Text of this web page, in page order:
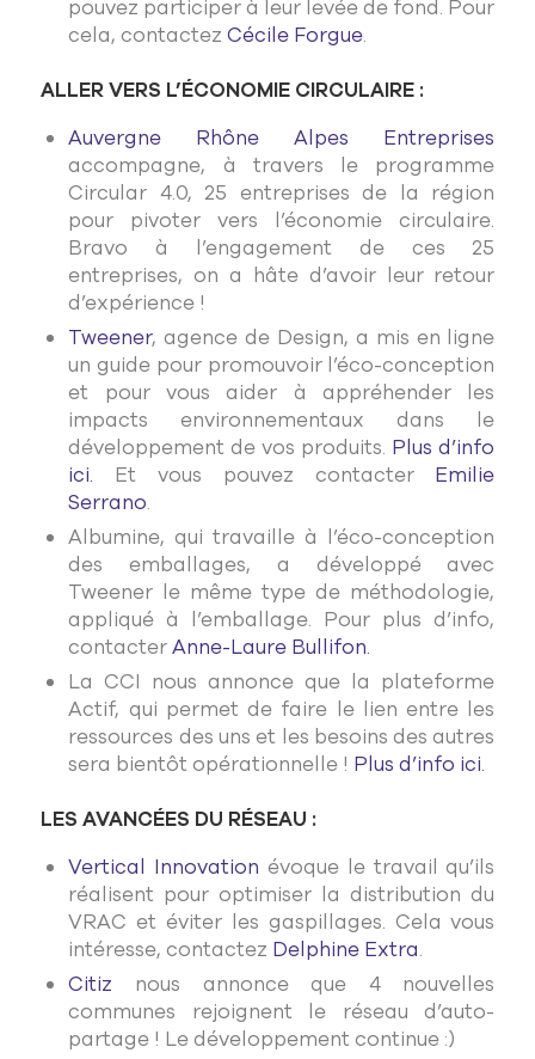
pouvez participer à leur levée de fond. Pour
cela, contactezCécile Forgue.
ALLER VERS L’ÉCONOMIE CIRCULAIRE :
Auvergne Rhône Alpes Entreprises
accompagne, à travers le programme
Circular 4.0, 25 entreprises de la région
pour pivoter vers l’économie circulaire.
Bravo à l’engagement de ces 25
entreprises, on a hâte d’avoir leur retour
d’expérience !
Tweener, agence de Design, a mis en ligne
un guide pour promouvoir l’éco-conception
et pour vous aider à appréhender les
impacts environnementaux dans le
développement de vos produits. Plus d’info
ici. Et vous pouvez contacter Emilie
Serrano.
Albumine, qui travaille à l’éco-conception
des emballages, a développé avec
Tweener le même type de méthodologie,
appliqué à l’emballage. Pour plus d’info,
contacterAnne-Laure Bullifon.
La CCI nous annonce que la plateforme
Actif, qui permet de faire le lien entre les
ressources des uns et les besoins des autres
sera bientôt opérationnelle ! Plus d’info ici.
LES AVANCÉES DU RÉSEAU :
Vertical Innovation évoque le travail qu’ils
réalisent pour optimiser la distribution du
VRAC et éviter les gaspillages. Cela vous
intéresse, contactez Delphine Extra.
Citiz nous annonce que 4 nouvelles
communes rejoignent le réseau d’auto-
partage ! Le développement continue :)